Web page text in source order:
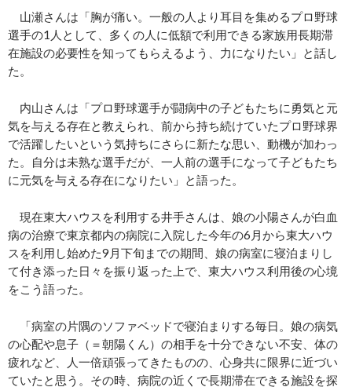
山瀬さんは「胸が痛い。一般の人より耳目を集めるプロ野球
選手の1人として、多くの人に低額で利用できる家族用長期滞
在施設の必要性を知ってもらえるよう、力になりたい」と話し
た。
内山さんは「プロ野球選手が闘病中の子どもたちに勇気と元
気を与える存在と教えられ、前から持ち続けていたプロ野球界
で活躍したいという気持ちにさらに新たな思い、動機が加わっ
た。自分は未熟な選手だが、一人前の選手になって子どもたち
に元気を与える存在になりたい」と語った。
現在東大ハウスを利用する井手さんは、娘の小陽さんが白血
病の治療で東京都内の病院に入院した今年の6月から東大ハウ
スを利用し始めた9月下旬までの期間、娘の病室に寝泊まりし
て付き添った日々を振り返った上で、東大ハウス利用後の心境
をこう語った。
「病室の片隅のソファベッドで寝泊まりする毎日。娘の病気
の心配や息子（＝朝陽くん）の相手を十分できない不安、体の
疲れなど、人一倍頑張ってきたものの、心身共に限界に近づい
ていたと思う。その時、病院の近くで長期滞在できる施設を探